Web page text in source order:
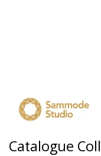
Catalogue